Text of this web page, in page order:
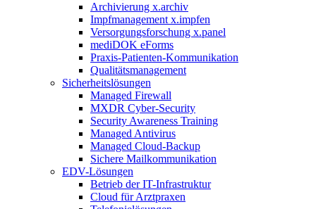
Archivierung x.archiv
Impfmanagement x.impfen
Versorgungsforschung x.panel
mediDOK eForms
Praxis-Patienten-Kommunikation
Qualitätsmanagement
Sicherheitslösungen
Managed Firewall
MXDR Cyber-Security
Security Awareness Training
Managed Antivirus
Managed Cloud-Backup
Sichere Mailkommunikation
EDV-Lösungen
Betrieb der IT-Infrastruktur
Cloud für Arztpraxen